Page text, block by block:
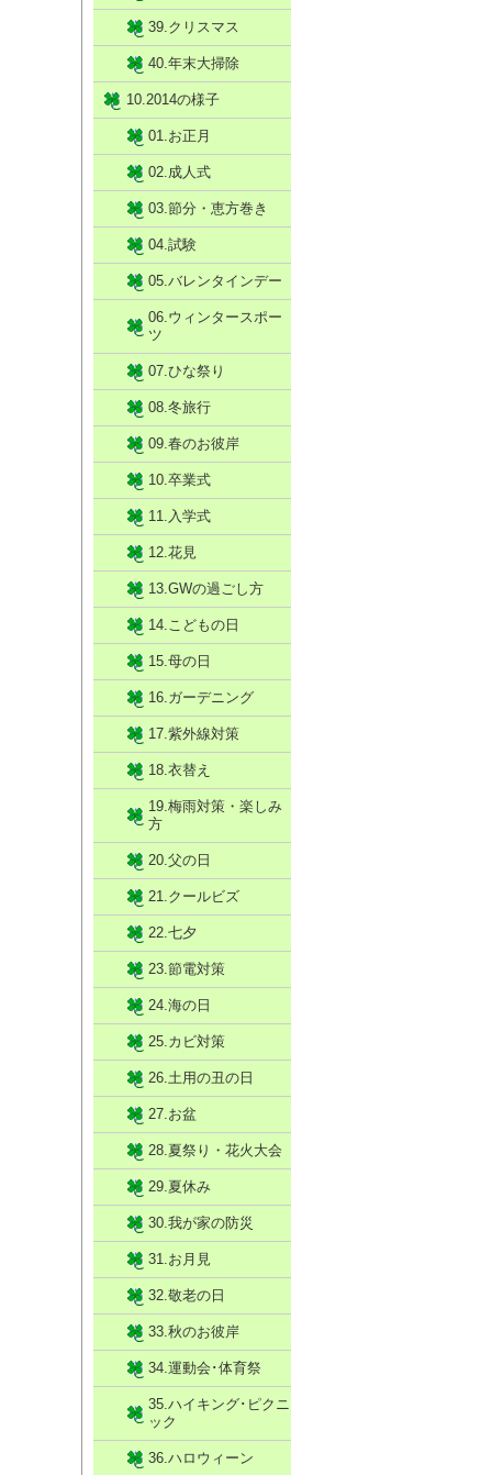
39.クリスマス
40.年末大掃除
10.2014の様子
01.お正月
02.成人式
03.節分・恵方巻き
04.試験
05.バレンタインデー
06.ウィンタースポー
ツ
07.ひな祭り
08.冬旅行
09.春のお彼岸
10.卒業式
11.入学式
12.花見
13.GWの過ごし方
14.こどもの日
15.母の日
16.ガーデニング
17.紫外線対策
18.衣替え
19.梅雨対策・楽しみ
方
20.父の日
21.クールビズ
22.七夕
23.節電対策
24.海の日
25.カビ対策
26.土用の丑の日
27.お盆
28.夏祭り・花火大会
29.夏休み
30.我が家の防災
31.お月見
32.敬老の日
33.秋のお彼岸
34.運動会･体育祭
35.ハイキング･ピクニ
ック
36.ハロウィーン